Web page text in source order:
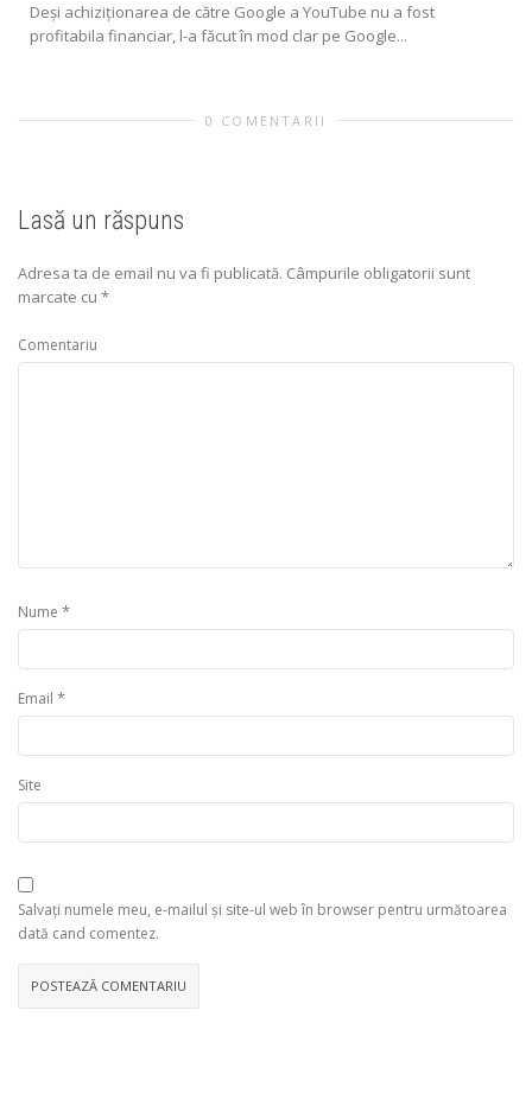
Deşi achiziţionarea de către Google a YouTube nu a fost
profitabila financiar, l-a făcut în mod clar pe Google...
0 COMENTARII
Lasă un răspuns
Adresa ta de email nu va fi publicată. Câmpurile obligatorii sunt
marcate cu *
Comentariu
Nume *
Email *
Site
Salvați numele meu, e-mailul și site-ul web în browser pentru următoarea
dată cand comentez.